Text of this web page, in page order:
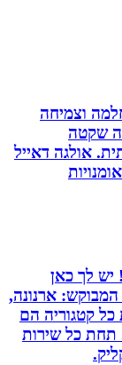
וצמיחה
דאייל
כאן
ארנונה,
הם
כל שירות